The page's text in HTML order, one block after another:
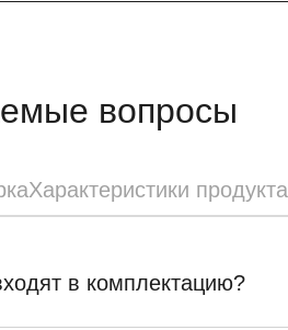
вопросы
Характеристики продукта
в комплектацию?